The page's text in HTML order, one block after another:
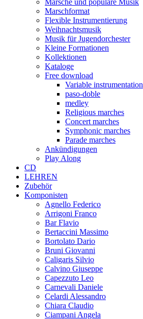
Märsche und populäre Musik
Marschformat
Flexible Instrumentierung
Weihnachtsmusik
Musik für Jugendorchester
Kleine Formationen
Kollektionen
Kataloge
Free download
Variable instrumentation
paso-doble
medley
Religious marches
Concert marches
Symphonic marches
Parade marches
Ankündigungen
Play Along
CD
LEHREN
Zubehör
Komponisten
Agnello Federico
Arrigoni Franco
Bar Flavio
Bertaccini Massimo
Bortolato Dario
Bruni Giovanni
Caligaris Silvio
Calvino Giuseppe
Capezzuto Leo
Carnevali Daniele
Celardi Alessandro
Chiara Claudio
Ciampani Angela